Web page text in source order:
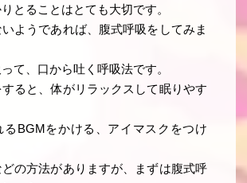
とることはとても大切です。
ようであれば、腹式呼吸をしてみま
て、口から吐く呼吸法です。
ると、体がリラックスして眠りやす
るBGMをかける、アイマスクをつけ
の方法がありますが、まずは腹式呼